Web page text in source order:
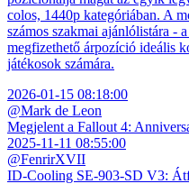
colos, 1440p kategóriában. A
számos szakmai ajánlólistára -
megfizethető árpozíció ideális
játékosok számára.
2026-01-15 08:18:00
@Mark de Leon
Megjelent a Fallout 4:
2025-11-11 08:55:00
@FenrirXVII
ID-Cooling SE-903-SD V3: